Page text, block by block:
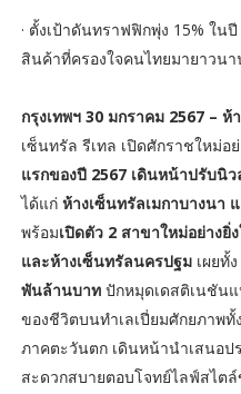
· ตั้งเป้าดันทราฟฟิกพุ่ง 15% ใน
สินค้าที่ครองใจคนไทยมายาวน
กรุงเทพฯ 30 มกราคม 2567 –
เซ็นทรัล รีเทล เปิดศักราชใหม่อ
แรกของปี 2567 เดินหน้าปรับนิ
ได้แก่ห้างเซ็นทรัลเมกาบางนา
พร้อมเปิดตัว 2 สาขาใหม่อย่าง
และห้างเซ็นทรัลนครปฐม เผยทั้
พันล้านบาท ปักหมุดเดสติเนชัน
ของชีวิตบนทำเลเปี่ยมศักยภาพ
ภาคตะวันตก เดินหน้านำเสนอ
สะดวกสบายตอบโจทย์ไลฟ์สไตล์